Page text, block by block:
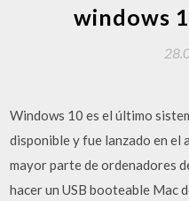
windows
Windows 10 es el último
disponible y fue lanzado en el
mayor parte de ordenadores
hacer un USB booteable Mac